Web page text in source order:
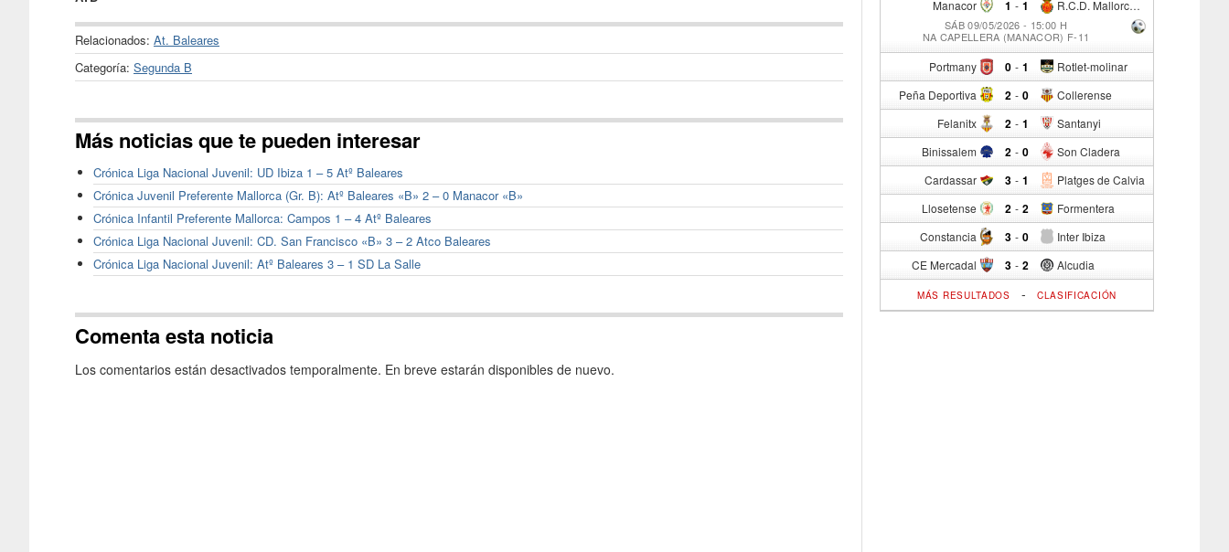
Relacionados: At. Baleares
Categoría: Segunda B
Más noticias que te pueden interesar
Crónica Liga Nacional Juvenil: UD Ibiza 1 – 5 Atº Baleares
Crónica Juvenil Preferente Mallorca (Gr. B): Atº Baleares «B» 2 – 0 Manacor «B»
Crónica Infantil Preferente Mallorca: Campos 1 – 4 Atº Baleares
Crónica Liga Nacional Juvenil: CD. San Francisco «B» 3 – 2 Atco Baleares
Crónica Liga Nacional Juvenil: Atº Baleares 3 – 1 SD La Salle
Comenta esta noticia
Los comentarios están desactivados temporalmente. En breve estarán disponibles de nuevo.
Manacor 1 - R.C.D. Mallorca Sad "B"
1
SÁB 09/05/2026 - 15:00 H
NA CAPELLERA (MANACOR) F-11
Portmany 0 - Rotlet-molinar
1
Peña Deportiva 2 - Collerense
0
Felanitx 2 - Santanyi
1
Binissalem 2 - Son Cladera
0
Cardassar 3 - Platges de Calvia
1
Llosetense 2 - Formentera
2
Constancia 3 - Inter Ibiza
0
CE Mercadal 3 - Alcudia
2
MÁS RESULTADOS - CLASIFICACIÓN